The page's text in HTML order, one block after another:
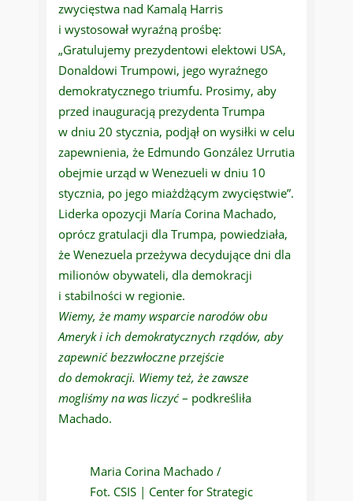
zwycięstwa nad Kamalą Harris
i wystosował wyraźną prośbę:
„Gratulujemy prezydentowi elektowi USA,
Donaldowi Trumpowi, jego wyraźnego
demokratycznego triumfu. Prosimy, aby
przed inauguracją prezydenta Trumpa
w dniu 20 stycznia, podjął on wysiłki w celu
zapewnienia, że Edmundo González Urrutia
obejmie urząd w Wenezueli w dniu 10
stycznia, po jego miażdżącym zwycięstwie”.
Liderka opozycji María Corina Machado,
oprócz gratulacji dla Trumpa, powiedziała,
że Wenezuela przeżywa decydujące dni dla
milionów obywateli, dla demokracji
i stabilności w regionie.
Wiemy, że mamy wsparcie narodów obu
Ameryk i ich demokratycznych rządów, aby
zapewnić bezzwłoczne przejście
do demokracji. Wiemy też, że zawsze
mogliśmy na was liczyć– podkreśliła
Machado.
Maria Corina Machado /
Fot. CSIS | Center for Strategic